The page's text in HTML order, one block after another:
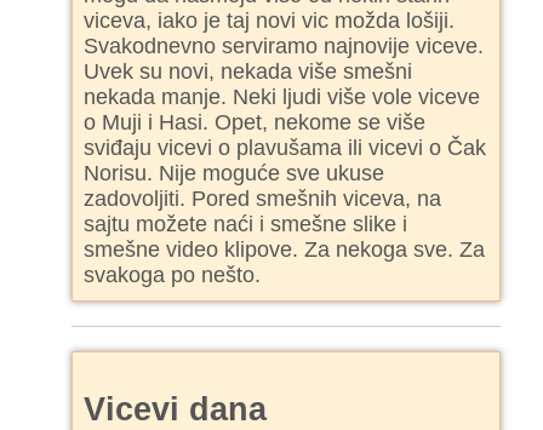
viceva, iako je taj novi vic možda lošiji.
Svakodnevno serviramo najnovije viceve.
Uvek su novi, nekada više smešni
nekada manje. Neki ljudi više vole viceve
o Muji i Hasi. Opet, nekome se više
sviđaju vicevi o plavušama ili vicevi o Čak
Norisu. Nije moguće sve ukuse
zadovoljiti. Pored smešnih viceva, na
sajtu možete naći i smešne slike i
smešne video klipove. Za nekoga sve. Za
svakoga po nešto.
Vicevi dana